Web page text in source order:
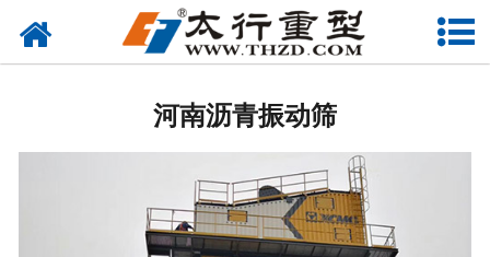
网站首页
- 河南环保筛
- 河南沥青筛
河南沥青振动筛